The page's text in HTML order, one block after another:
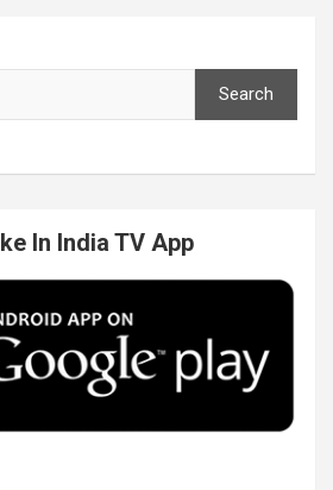
t
r
k
I
n
T
e
Search
In India TV App